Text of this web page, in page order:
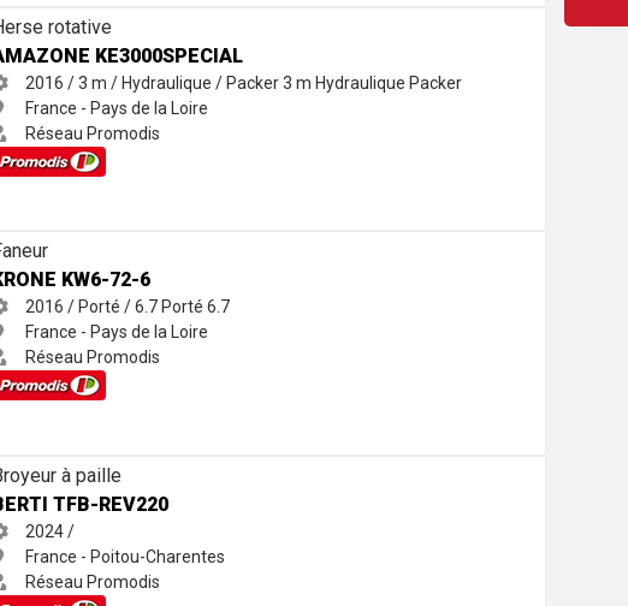
rotative
KE3000SPECIAL
2016 / 3 m / Hydraulique / Packer3 m Hydraulique Packer
France - Pays de la Loire
Réseau Promodis
KW6-72-6
2016 / Porté / 6.7 Porté6.7
France - Pays de la Loire
Réseau Promodis
à paille
TFB-REV220
2024 /
France - Poitou-Charentes
Réseau Promodis